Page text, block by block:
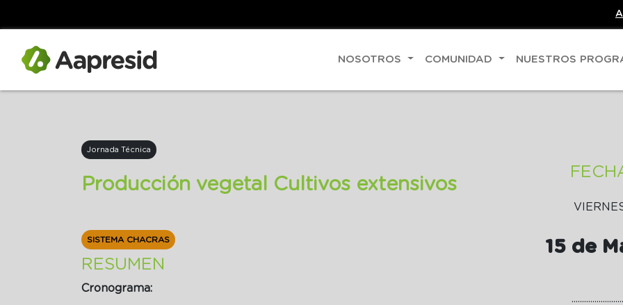
NOSOTROS COMUNIDAD NUESTROS
Jornada Técnica
Producción vegetal Cultivos extensivos
SISTEMA CHACRAS
RESUMEN
Cronograma:
15 de